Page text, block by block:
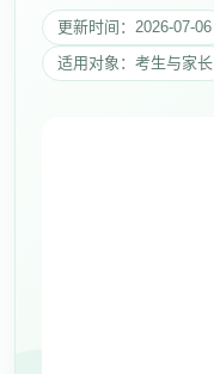
更新时间：2026-07-06
适用对象：考生与家长